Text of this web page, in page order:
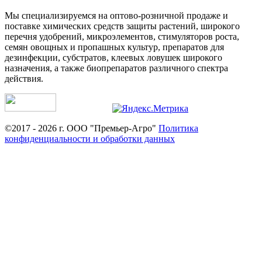
Мы специализируемся на оптово-розничной продаже и
поставке химических средств защиты растений, широкого
перечня удобрений, микроэлементов, стимуляторов роста,
семян овощных и пропашных культур, препаратов для
дезинфекции, субстратов, клеевых ловушек широкого
назначения, а также биопрепаратов различного спектра
действия.
©2017 - 2026 г. ООО "Премьер-Агро" Политика
конфиденциальности и обработки данных